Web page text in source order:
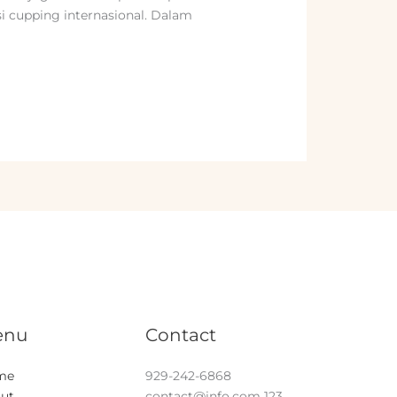
cupping internasional. Dalam
Contact
929-242-6868